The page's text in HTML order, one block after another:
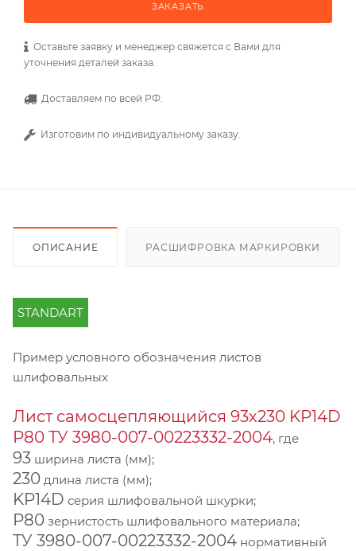
ЗАКАЗАТЬ
Оставьте заявку и менеджер свяжется с Вами для
уточнения деталей заказа.
Доставляем по всей РФ.
Изготовим по индивидуальному заказу.
ОПИСАНИЕ РАСШИФРОВКА МАРКИРОВКИ
STANDART
Пример условного обозначения листов
шлифовальных
Лист самосцепляющийся 93х230 KP14D
Р80 ТУ 3980-007-00223332-2004, где
93 ширина листа (мм);
230 длина листа (мм);
KP14D серия шлифовальной шкурки;
Р80 зернистость шлифовального материала;
ТУ 3980-007-00223332-2004 нормативный